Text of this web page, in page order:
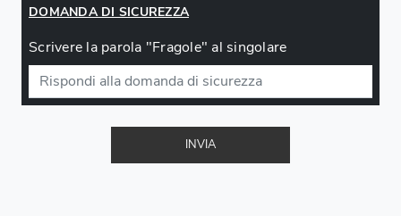
DOMANDA DI SICUREZZA
Scrivere la parola "Fragole" al singolare
INVIA